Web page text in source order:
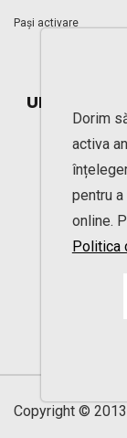
Pași activare
Copyright ©
Dorim
activa
pentru
online.
Politica